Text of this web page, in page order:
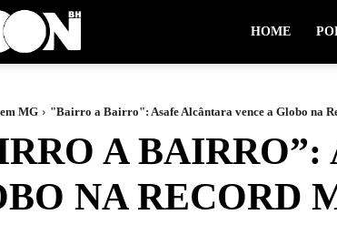
HOME
MG "Bairro a Bairro": Asafe Alcântara vence a Globo na
A BAIRRO”:
NA RECORD